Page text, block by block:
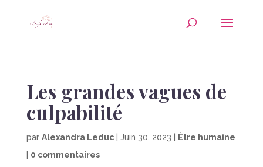
Les grandes vagues de
culpabilité
par Alexandra Leduc| Juin 30, 2023
Être humaine
0 commentaires